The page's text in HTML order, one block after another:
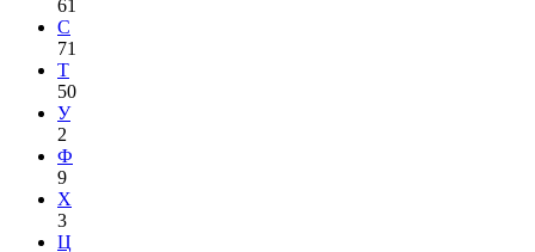
61
С
71
Т
50
У
2
Ф
9
Х
3
Ц